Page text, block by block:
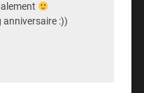
anniversaire :))